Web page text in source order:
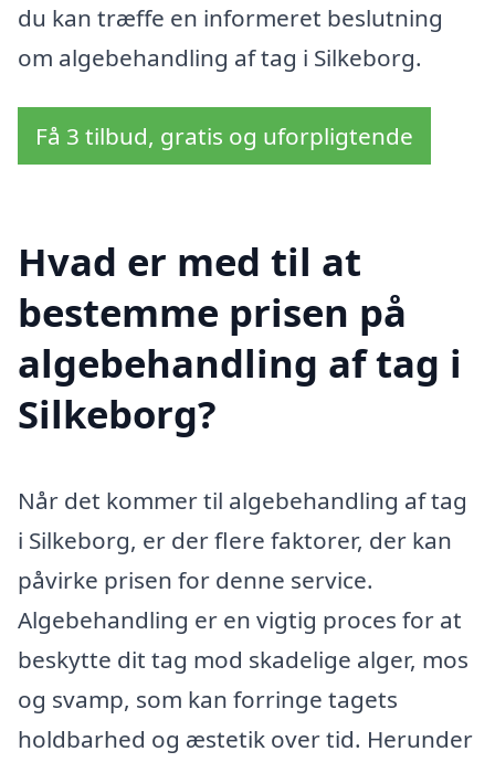
du kan træffe en informeret beslutning
om algebehandling af tag i Silkeborg.
Få 3 tilbud, gratis og uforpligtende
Hvad er med til at
bestemme prisen på
algebehandling af tag i
Silkeborg?
Når det kommer til algebehandling af tag
i Silkeborg, er der flere faktorer, der kan
påvirke prisen for denne service.
Algebehandling er en vigtig proces for at
beskytte dit tag mod skadelige alger, mos
og svamp, som kan forringe tagets
holdbarhed og æstetik over tid. Herunder